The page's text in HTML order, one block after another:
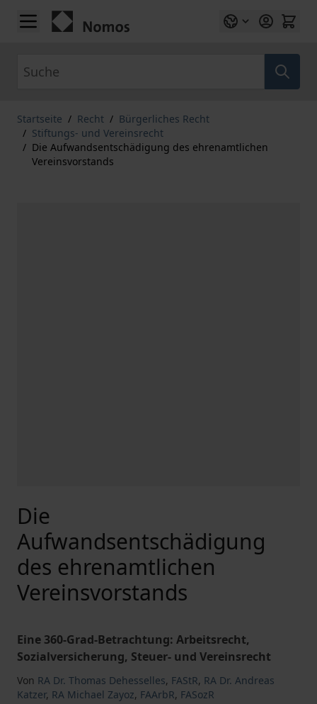
Zum Inhalt springen
Startseite / Recht / Bürgerliches Recht
/ Stiftungs- und Vereinsrecht
/ Die Aufwandsentschädigung des ehrenamtlichen
Vereinsvorstands
Die
Aufwandsentschädigung
des ehrenamtlichen
Vereinsvorstands
Eine 360-Grad-Betrachtung: Arbeitsrecht,
Sozialversicherung, Steuer- und Vereinsrecht
Von RA Dr. Thomas Dehesselles, FAStR, RA Dr. Andreas
Katzer, RA Michael Zayoz, FAArbR, FASozR